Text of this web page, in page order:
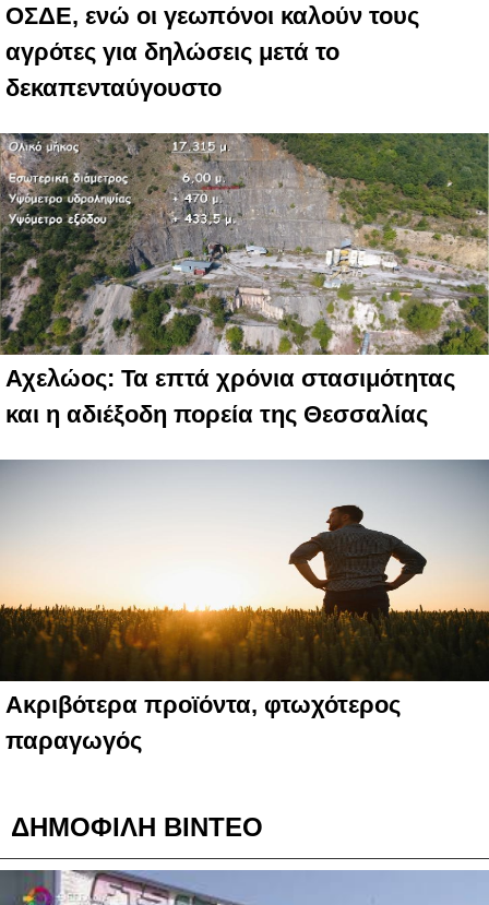
ΟΣΔΕ, ενώ οι γεωπόνοι καλούν τους
αγρότες για δηλώσεις μετά το
δεκαπενταύγουστο
Αχελώος: Τα επτά χρόνια στασιμότητας
και η αδιέξοδη πορεία της Θεσσαλίας
Ακριβότερα προϊόντα, φτωχότερος
παραγωγός
ΔΗΜΟΦΙΛΗ ΒΙΝΤΕΟ